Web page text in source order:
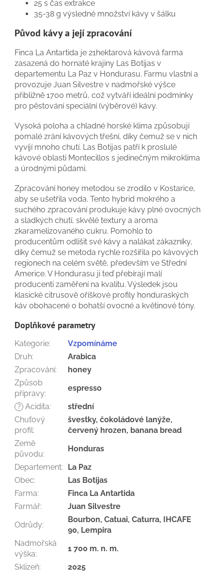
25 s čas extrakce
35-38 g výsledné množství kávy v šálku
Původ kávy a její zpracování
Finca La Antartida je 21hektarová kávová farma
zasazená do hornaté krajiny Las Botijas v
departementu La Paz v Hondurasu. Farmu vlastní a
provozuje Juan Silvestre v nadmořské výšce
přibližně 1700 metrů, což vytváří ideální podmínky
pro pěstování speciální (výběrové) kávy.
Vysoká poloha a chladné horské klima způsobují
pomalé zrání kávových třešní, díky čemuž se v nich
vyvíjí mnoho chutí. Las Botijas patří k proslulé
kávové oblasti Montecillos s jedinečným mikroklima
a úrodnými půdami.
Zpracování honey metodou se zrodilo v Kostarice,
aby se ušetřila voda. Tento hybrid mokrého a
suchého zpracování produkuje kávy plné ovocných
a sladkých chutí, skvělé textury a aroma
zkaramelizovaného cukru. Pomohlo to
producentům odlišit své kávy a nalákat zákazníky,
díky čemuž se metoda rychle rozšířila po kávových
regionech na celém světě, především ve Střední
Americe. V Hondurasu ji teď přebírají malí
producenti zaměření na kvalitu. Výsledek jsou
klasické citrusově oříškové profily honduraských
káv obohacené o bohatší ovocné a květinové tóny.
Doplňkové parametry
Kategorie:
Vzpomínáme
Druh:
Arabica
Zpracování:
honey
Způsob
přípravy:
espresso
? Acidita:
střední
Chuťový
profil:
švestky, čokoládové lanýže,
červený hrozen, banana bread
Země
původu:
Honduras
Departement:
La Paz
Obec:
Las Botijas
Farma:
Finca La Antartida
Farmář:
Juan Silvestre
Odrůdy:
Bourbon, Catuai, Caturra, IHCAFE
90, Lempira
Nadmořská
výška:
1 700 m. n. m.
Sklizeň:
2025